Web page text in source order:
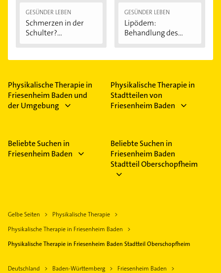
GESÜNDER LEBEN
Schmerzen in der
Schulter?
GESÜNDER LEBEN
Lipödem:
Behandlung des
Physikalische Therapie in
Friesenheim Baden und
der Umgebung
Physikalische Therapie in
Stadtteilen von
Friesenheim Baden
Beliebte Suchen in
Friesenheim Baden
Beliebte Suchen in
Friesenheim Baden
Stadtteil Oberschopfheim
Gelbe Seiten
Physikalische Therapie
Physikalische Therapie in Friesenheim Baden
Physikalische Therapie in Friesenheim Baden Stadtteil Oberschopfheim
Deutschland Baden-Württemberg
Friesenheim Baden